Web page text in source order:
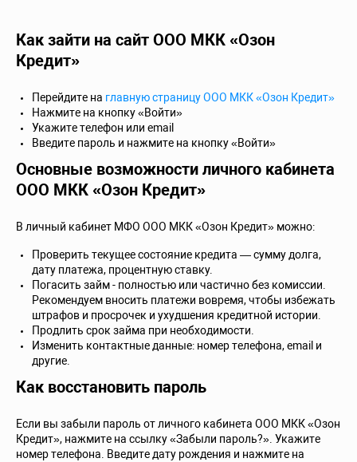
Как зайти на сайт ООО МКК «Озон
Кредит»
Перейдите на главную страницу ООО МКК «Озон Кредит»
Нажмите на кнопку «Войти»
Укажите телефон или email
Введите пароль и нажмите на кнопку «Войти»
Основные возможности личного кабинета
ООО МКК «Озон Кредит»
В личный кабинет МФО ООО МКК «Озон Кредит» можно:
Проверить текущее состояние кредита — сумму долга,
дату платежа, процентную ставку.
Погасить займ - полностью или частично без комиссии.
Рекомендуем вносить платежи вовремя, чтобы избежать
штрафов и просрочек и ухудшения кредитной истории.
Продлить срок займа при необходимости.
Изменить контактные данные: номер телефона, email и
другие.
Как восстановить пароль
Если вы забыли пароль от личного кабинета ООО МКК «Озон
Кредит», нажмите на ссылку «Забыли пароль?». Укажите
номер телефона. Введите дату рождения и нажмите на